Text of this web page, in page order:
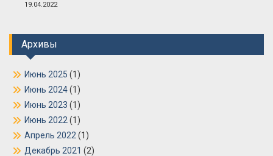
19.04.2022
Архивы
Июнь 2025 (1)
Июнь 2024(1)
Июнь 2023 (1)
Июнь 2022 (1)
Апрель 2022 (1)
Декабрь 2021 (2)